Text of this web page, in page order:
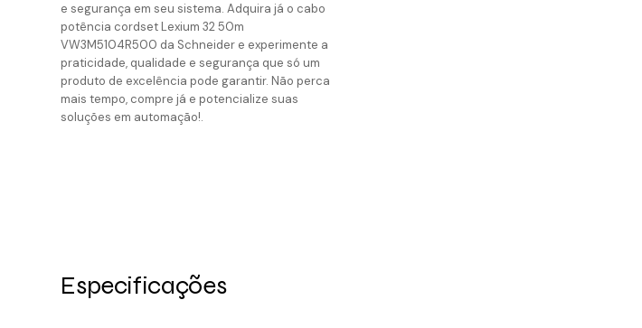
e segurança em seu sistema. Adquira já o cabo
potência cordset Lexium 32 50m
VW3M5104R500 da Schneider e experimente a
praticidade, qualidade e segurança que só um
produto de excelência pode garantir. Não perca
mais tempo, compre já e potencialize suas
soluções em automação!.
Especificações